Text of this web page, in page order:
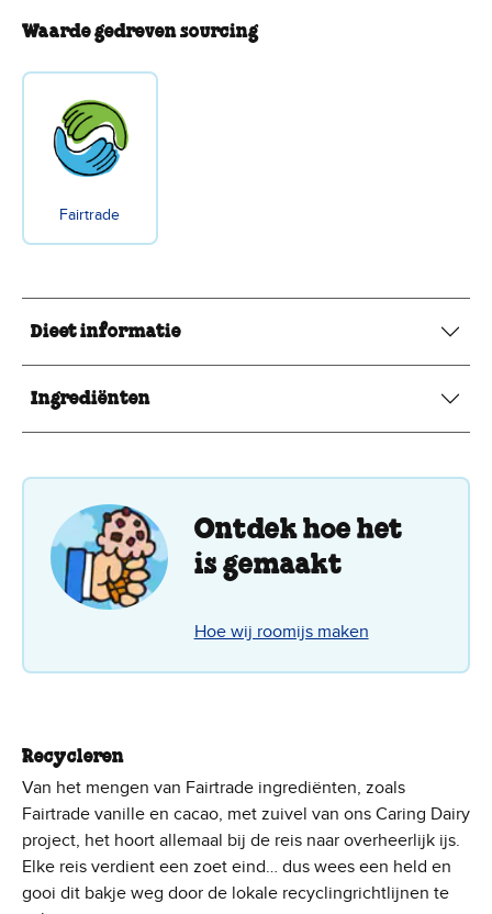
Waarde gedreven sourcing
Fairtrade
Dieet informatie
Ingrediënten
Ontdek hoe het
is gemaakt
Hoe wij roomijs maken
Recycleren
Van het mengen van Fairtrade ingrediënten, zoals
Fairtrade vanille en cacao, met zuivel van ons Caring Dairy
project, het hoort allemaal bij de reis naar overheerlijk ijs.
Elke reis verdient een zoet eind… dus wees een held en
gooi dit bakje weg door de lokale recyclingrichtlijnen te